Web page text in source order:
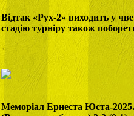
Відтак «Рух-2» виходить у
стадію турніру також
Меморіал Ернеста Юста-